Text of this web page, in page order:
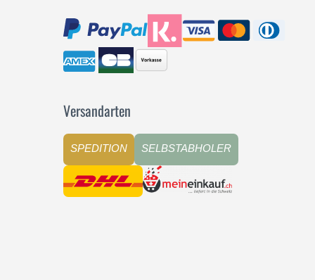
Versandarten
SPEDITION SELBSTABHOLER